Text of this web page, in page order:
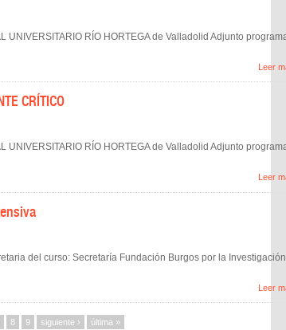
RÍO HORTEGA de Valladolid Adjunto
Leer
CRÍTICO
RÍO HORTEGA de Valladolid Adjunto
Leer
del curso: Secretaría Fundación Burgos por la Investigación
Leer
8 9 siguiente › última »